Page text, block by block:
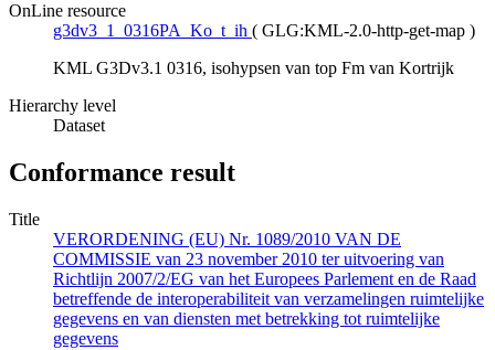
OnLine resource
g3dv3_1_0316PA_Ko_t_ih ( GLG:KML-2.0-http-get-map )
KML G3Dv3.1 0316, isohypsen van top Fm van Kortrijk
Hierarchy level
Dataset
Conformance result
Title
VERORDENING (EU) Nr. 1089/2010 VAN DE
COMMISSIE van 23 november 2010 ter uitvoering van
Richtlijn 2007/2/EG van het Europees Parlement en de Raad
betreffende de interoperabiliteit van verzamelingen ruimtelijke
gegevens en van diensten met betrekking tot ruimtelijke
gegevens